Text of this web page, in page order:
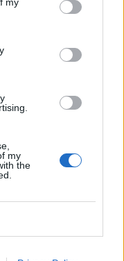
my
the
a
ügyében